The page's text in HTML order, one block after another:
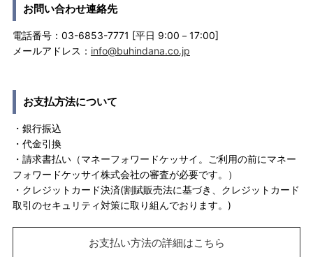
お問い合わせ連絡先
電話番号：03-6853-7771 [平日 9:00－17:00]
メールアドレス： info@buhindana.co.jp
お支払方法について
・銀行振込
・代金引換
・請求書払い（マネーフォワードケッサイ。ご利用の前にマネー
フォワードケッサイ株式会社の審査が必要です。）
・クレジットカード決済(割賦販売法に基づき、クレジットカード
取引のセキュリティ対策に取り組んでおります。)
お支払い方法の詳細はこちら